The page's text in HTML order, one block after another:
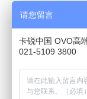
企业理念
组织架构
企业使命
廉洁文化
请您留言
卡锐中国 OVO高
021-5109 3800